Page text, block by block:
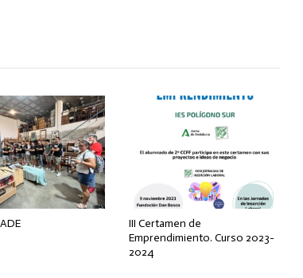
III Certamen de
Emprendimiento. Curso 2023-
2024